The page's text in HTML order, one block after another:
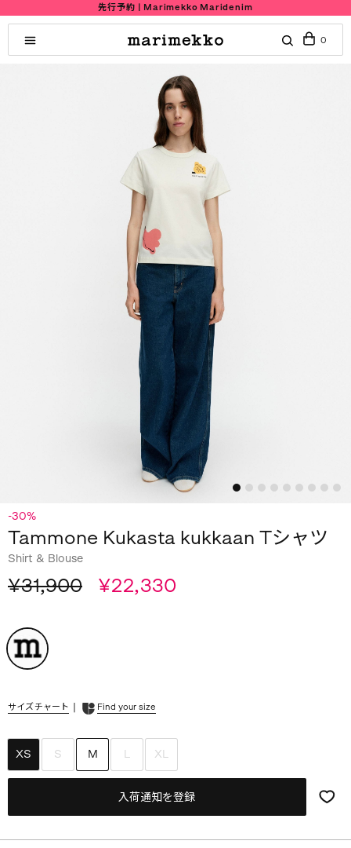
先行予約 | Marimekko Maridenim
0
-30%
Tammone Kukasta kukkaan Tシャツ
Shirt & Blouse
¥31,900 ¥22,330
サイズチャート Find your size
XS S M L XL
入荷通知を登録